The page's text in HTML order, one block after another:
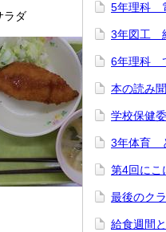
ダ
5年理科
3年図工
6年理科
本の読み
学校保健
3年体育
第4回にこ
最後のク
給食週間